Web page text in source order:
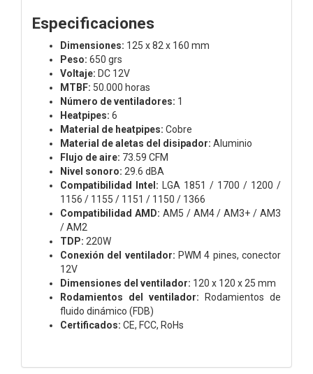
Especificaciones
Dimensiones: 125 x 82 x 160 mm
Peso: 650 grs
Voltaje: DC 12V
MTBF: 50.000 horas
Número de ventiladores: 1
Heatpipes: 6
Material de heatpipes: Cobre
Material de aletas del disipador: Aluminio
Flujo de aire: 73.59 CFM
Nivel sonoro: 29.6 dBA
Compatibilidad Intel: LGA 1851 / 1700 / 1200 /
1156 / 1155 / 1151 / 1150 / 1366
Compatibilidad AMD: AM5 / AM4 / AM3+ / AM3
/ AM2
TDP: 220W
Conexión del ventilador: PWM 4 pines, conector
12V
Dimensiones del ventilador: 120 x 120 x 25 mm
Rodamientos del ventilador: Rodamientos de
fluido dinámico (FDB)
Certificados: CE, FCC, RoHs